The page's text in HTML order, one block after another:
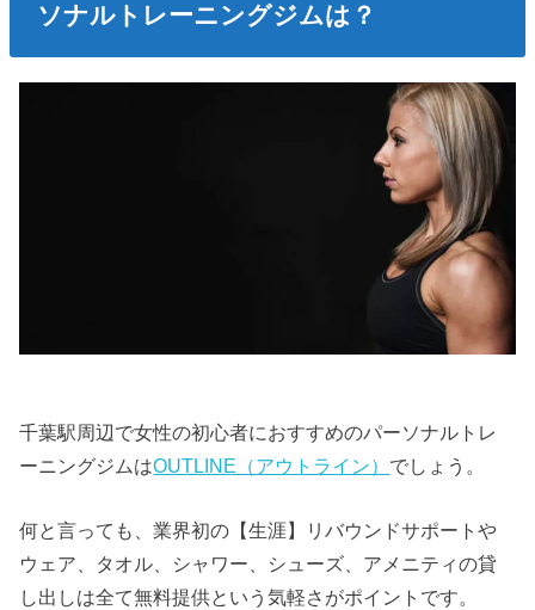
ソナルトレーニングジムは？
千葉駅周辺で女性の初心者におすすめのパーソナルトレ
ーニングジムはOUTLINE（アウトライン） でしょう。
何と言っても、業界初の【生涯】リバウンドサポートや
ウェア、タオル、シャワー、シューズ、アメニティの貸
し出しは全て無料提供という気軽さがポイントです。